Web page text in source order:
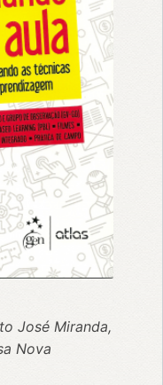
José Miranda,
Nova